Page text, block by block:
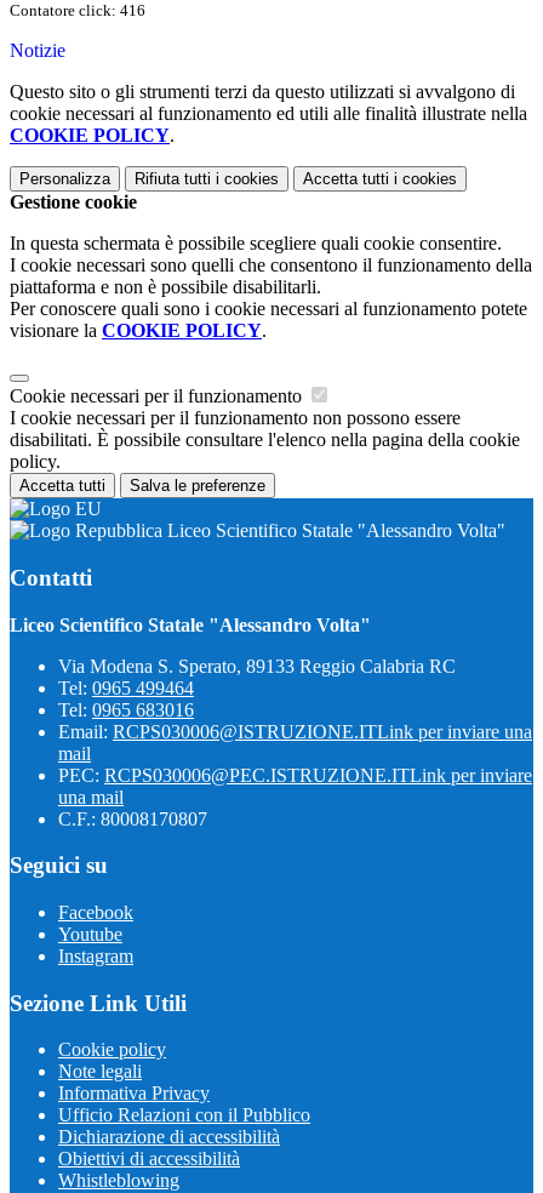
Contatore click: 416
Notizie
Questo sito o gli strumenti terzi da questo utilizzati si avvalgono di
cookie necessari al funzionamento ed utili alle finalità illustrate nella
COOKIE POLICY.
Personalizza Rifiuta tutti i cookies Accetta tutti i cookies
Gestione cookie
In questa schermata è possibile scegliere quali cookie consentire.
I cookie necessari sono quelli che consentono il funzionamento della
piattaforma e non è possibile disabilitarli.
Per conoscere quali sono i cookie necessari al funzionamento potete
visionare la COOKIE POLICY.
Cookie necessari per il funzionamento
I cookie necessari per il funzionamento non possono essere
disabilitati. È possibile consultare l'elenco nella pagina della cookie
policy.
Accetta tutti Salva le preferenze
Liceo Scientifico Statale "Alessandro Volta"
Contatti
Liceo Scientifico Statale "Alessandro Volta"
Via Modena S. Sperato, 89133 Reggio Calabria RC
Tel: 0965 499464
Tel: 0965 683016
Email: RCPS030006@ISTRUZIONE.ITLink per inviare una
mail
PEC: RCPS030006@PEC.ISTRUZIONE.ITLink per inviare
una mail
C.F.: 80008170807
Seguici su
Facebook
Youtube
Instagram
Sezione Link Utili
Cookie policy
Note legali
Informativa Privacy
Ufficio Relazioni con il Pubblico
Dichiarazione di accessibilità
Obiettivi di accessibilità
Whistleblowing